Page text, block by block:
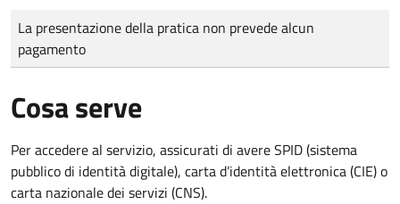
Tipo di pagamento
Importo
La presentazione della pratica non prevede alcun
pagamento
Cosa serve
Per accedere al servizio, assicurati di avere SPID (sistema
pubblico di identità digitale), carta d’identità elettronica (CIE) o
carta nazionale dei servizi (CNS).